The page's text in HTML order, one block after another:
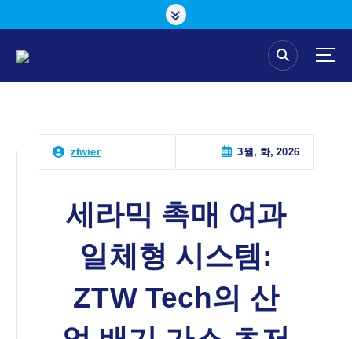
ztwier 3월, 화, 2026
세라믹 촉매 여과
일체형 시스템:
ZTW Tech의 산